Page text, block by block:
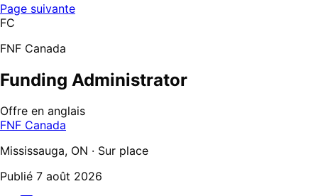
Page suivante
FC
FNF Canada
Funding Administrator
Offre en anglais
FNF Canada
Mississauga, ON · Sur place
Publié 7 août 2026